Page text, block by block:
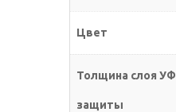
Цвет
Толщина слоя УФ
защиты